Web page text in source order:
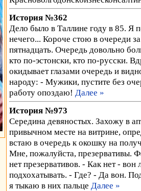
История №362
Дело было в Таллине году в 85. Я
нечего... Короче стою в очереди
пятнадцать. Очередь довольно
кто по-эстонски, кто по-русски.
окидывает глазами очередь и
народу: - Мужики, пустите без
работу опоздаю! Далее »
История №973
Середина девяностых. Захожу в
привычном месте на витрине,
встаю в очередь к окошку на
Мне, пожалуйста, презервативы.
нет презервативов. - Как нет -
подхохатывать. - Где? - Да вон.
я тыкаю в них пальце Далее »